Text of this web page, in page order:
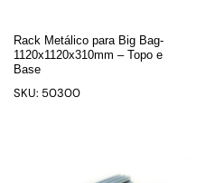
Rack Metálico para Big Bag-
1120x1120x310mm – Topo e
Base
SKU: 50300